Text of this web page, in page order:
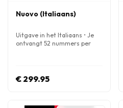
Nuovo (Italiaans)
Uitgave in het Italiaans • Je
ontvangt 52 nummers per
€ 299.95